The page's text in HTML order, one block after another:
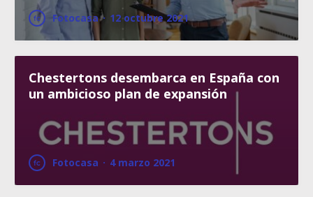
Fotocasa · 12 octubre 2021
Chestertons desembarca en España con
un ambicioso plan de expansión
Fotocasa · 4 marzo 2021